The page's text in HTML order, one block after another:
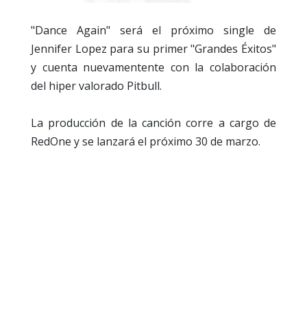
"Dance Again" será el próximo single de
Jennifer Lopez para su primer "Grandes Éxitos"
y cuenta nuevamentente con la colaboración
del hiper valorado Pitbull.
La producción de la canción corre a cargo de
RedOne y se lanzará el próximo 30 de marzo.